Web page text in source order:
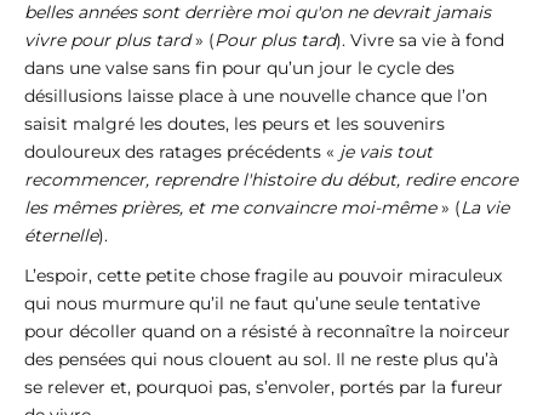
belles années sont derrière moi qu'on ne devrait jamais
vivre pour plus tard» (Pour plus tard). Vivre sa vie à fond
dans une valse sans fin pour qu’un jour le cycle des
désillusions laisse place à une nouvelle chance que l’on
saisit malgré les doutes, les peurs et les souvenirs
douloureux des ratages précédents « je vais tout
recommencer, reprendre l'histoire du début, redire encore
les mêmes prières, et me convaincre moi-même» (La vie
éternelle).
L’espoir, cette petite chose fragile au pouvoir miraculeux
qui nous murmure qu’il ne faut qu’une seule tentative
pour décoller quand on a résisté à reconnaître la noirceur
des pensées qui nous clouent au sol. Il ne reste plus qu’à
se relever et, pourquoi pas, s’envoler, portés par la fureur